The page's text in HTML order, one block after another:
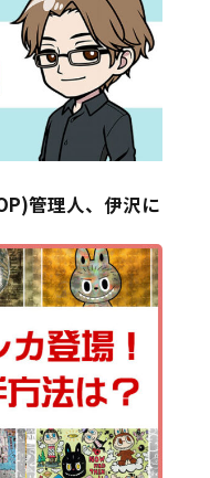
管理人、伊沢に